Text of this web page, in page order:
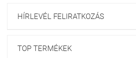
HÍRLEVÉL FELIRATKOZÁS
TOP TERMÉKEK